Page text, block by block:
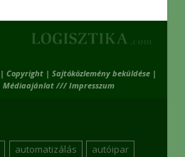
| Copyright | Sajtóközlemény beküldése |
Médiaajánlat /// Impresszum
automatizálás
autóipar